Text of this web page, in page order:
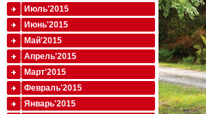
Июль'2015
Июнь'2015
Май'2015
Апрель'2015
Март'2015
Февраль'2015
Январь'2015